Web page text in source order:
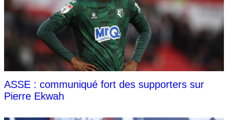
ASSE : communiqué fort des supporters sur
Pierre Ekwah